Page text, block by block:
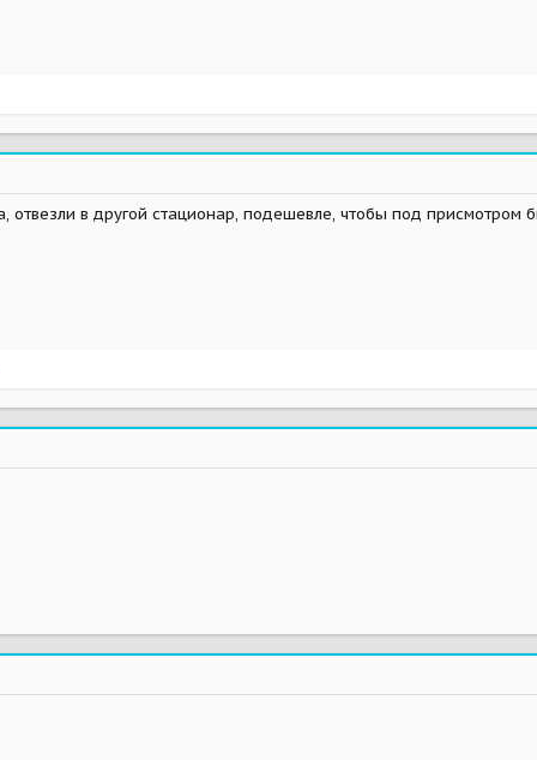
отвезли в другой стационар, подешевле, чтобы под